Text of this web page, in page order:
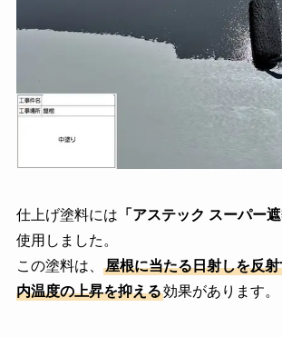
仕上げ塗料には 「アステック スーパー
使用しました。
この塗料は、
屋根に当たる日射しを反
内温度の上昇を抑える効果があります。